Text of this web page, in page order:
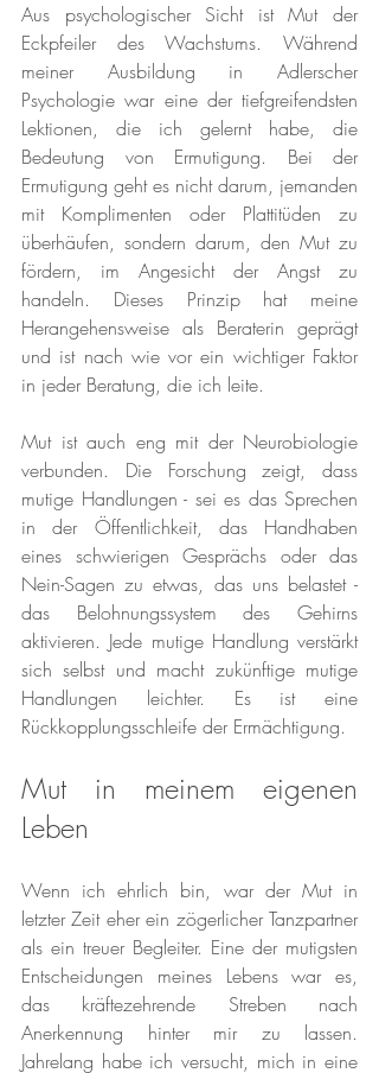
Aus psychologischer Sicht ist Mut der
Eckpfeiler des Wachstums. Während
meiner Ausbildung in Adlerscher
Psychologie war eine der tiefgreifendsten
Lektionen, die ich gelernt habe, die
Bedeutung von Ermutigung. Bei der
Ermutigung geht es nicht darum, jemanden
mit Komplimenten oder Plattitüden zu
überhäufen, sondern darum, den Mut zu
fördern, im Angesicht der Angst zu
handeln. Dieses Prinzip hat meine
Herangehensweise als Beraterin geprägt
und ist nach wie vor ein wichtiger Faktor
in jeder Beratung, die ich leite.
Mut ist auch eng mit der Neurobiologie
verbunden. Die Forschung zeigt, dass
mutige Handlungen - sei es das Sprechen
in der Öffentlichkeit, das Handhaben
eines schwierigen Gesprächs oder das
Nein-Sagen zu etwas, das uns belastet -
das Belohnungssystem des Gehirns
aktivieren. Jede mutige Handlung verstärkt
sich selbst und macht zukünftige mutige
Handlungen leichter. Es ist eine
Rückkopplungsschleife der Ermächtigung.
Mut in meinem eigenen
Leben
Wenn ich ehrlich bin, war der Mut in
letzter Zeit eher ein zögerlicher Tanzpartner
als ein treuer Begleiter. Eine der mutigsten
Entscheidungen meines Lebens war es,
das kräftezehrende Streben nach
Anerkennung hinter mir zu lassen.
Jahrelang habe ich versucht, mich in eine